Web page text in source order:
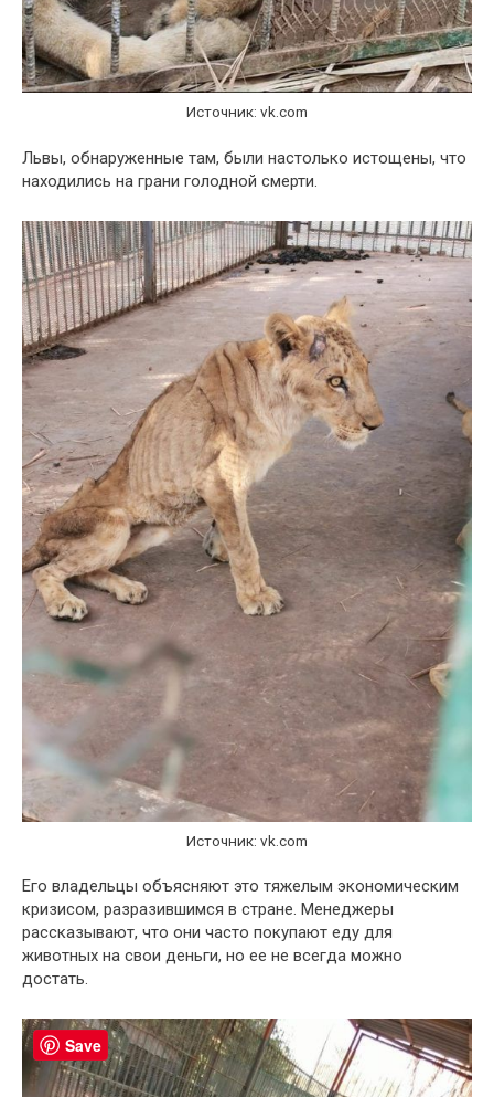
Источник: vk.com
Львы, обнаруженные там, были настолько истощены, что
находились на грани голодной смерти.
Источник: vk.com
Его владельцы объясняют это тяжелым экономическим
кризисом, разразившимся в стране. Менеджеры
рассказывают, что они часто покупают еду для
животных на свои деньги, но ее не всегда можно
достать.
Save